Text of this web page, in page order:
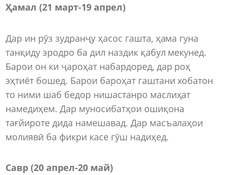
Ҳамал (21 март-19 апрел)
Дар ин рӯз зудранҷу ҳасос гашта, ҳама гуна
танқиду эродро ба дил наздик қабул мекунед.
Барои он ки ҷароҳат набардоред, дар роҳ
эҳтиёт бошед. Барои бароҳат гаштани хобатон
то ними шаб бедор нишастанро маслиҳат
намедиҳем. Дар муносибатҳои ошиқона
тағйироте дида намешавад. Дар масъалаҳои
молиявӣ ба фикри касе гӯш надиҳед.
Савр (20 апрел-20 май)